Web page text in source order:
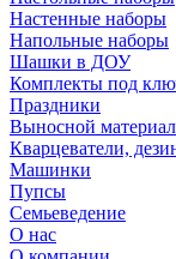
Настенные наборы
Напольные наборы
Шашки в ДОУ
Комплекты под
Праздники
Выносной
Кварцеватели,
Машинки
Пупсы
Семьеведение
О нас